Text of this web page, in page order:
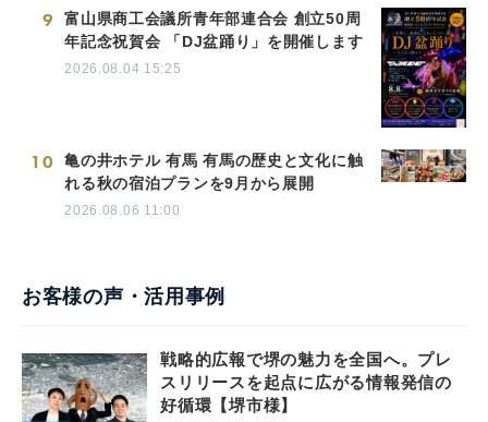
9
富山県商工会議所青年部連合会 創立50周
年記念祝賀会 「DJ盆踊り」を開催します
2026.08.04 15:25
10
亀の井ホテル 有馬 有馬の歴史と文化に触
れる秋の宿泊プランを9月から展開
2026.08.06 11:00
お客様の声・活用事例
戦略的広報で堺の魅力を全国へ。プレ
スリリースを起点に広がる情報発信の
好循環【堺市様】